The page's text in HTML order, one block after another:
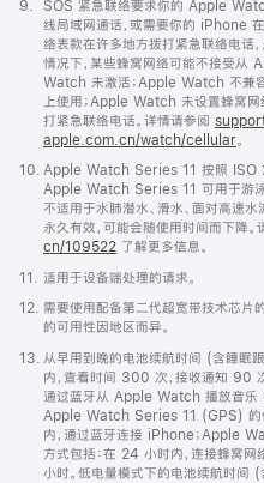
脚
9.
SOS 紧急联络要求你的 Apple
线局域网通话，或需要你的 iPhone
络表款在许多地方拨打紧急联络电话
情况下，某些蜂窝网络可能不接受
Watch 未激活；Apple Watch 不兼
上使用；Apple Watch 未设置蜂窝
打紧急联络电话。详情请参阅
apple.com.cn/watch/cellular。
脚
10.
Apple Watch Series 11 按照 ISO
Apple Watch Series 11 可用于游泳
不适用于水肺潜水、滑水、面对高速
永久有效，可能会随使用时间而下降。
cn/109522 了解更多信息。
脚
11. 适用于设备端处理的请求。
脚
12. 需要使用配备第二代超宽带技术芯
的可用性因地区而异。
脚
13.
从早用到晚的电池续航时间 (含睡眠
内，查看时间 300 次，接收通知 90
通过蓝牙从 Apple Watch 播放音乐
Apple Watch Series 11 (GPS) 的
内，通过蓝牙连接 iPhone；Apple
方式包括：在 24 小时内，连接蜂窝
小时。低电量模式下的电池续航时间